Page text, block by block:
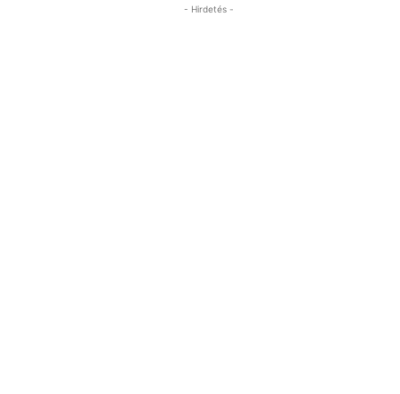
- Hirdetés -